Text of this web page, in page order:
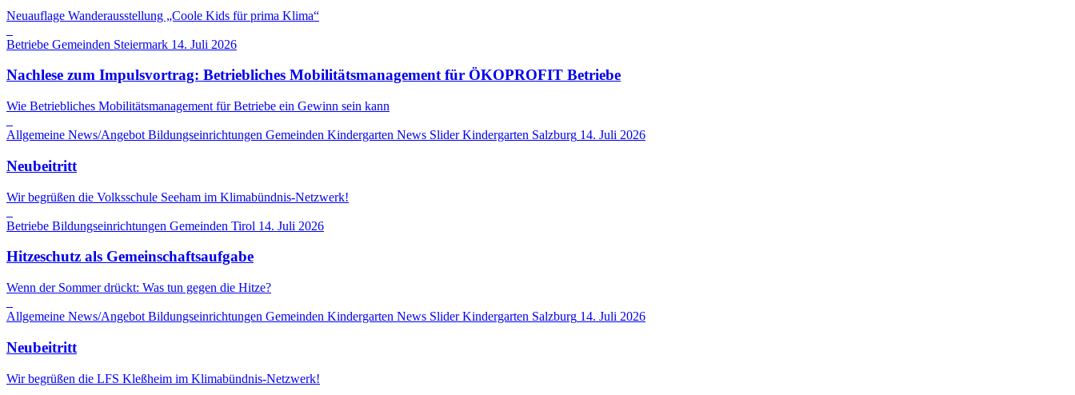
Neuauflage Wanderausstellung „Coole Kids für prima Klima“
Betriebe Gemeinden Steiermark 14. Juli 2026
Nachlese zum Impulsvortrag: Betriebliches Mobilitätsmanagement für ÖKOPROFIT Betriebe
Wie Betriebliches Mobilitätsmanagement für Betriebe ein Gewinn sein kann
Allgemeine News/Angebot Bildungseinrichtungen Gemeinden Kindergarten News Slider Kindergarten Salzburg 14. Juli 2026
Neubeitritt
Wir begrüßen die Volksschule Seeham im Klimabündnis-Netzwerk!
Betriebe Bildungseinrichtungen Gemeinden Tirol 14. Juli 2026
Hitzeschutz als Gemeinschaftsaufgabe
Wenn der Sommer drückt: Was tun gegen die Hitze?
Allgemeine News/Angebot Bildungseinrichtungen Gemeinden Kindergarten News Slider Kindergarten Salzburg 14. Juli 2026
Neubeitritt
Wir begrüßen die LFS Kleßheim im Klimabündnis-Netzwerk!